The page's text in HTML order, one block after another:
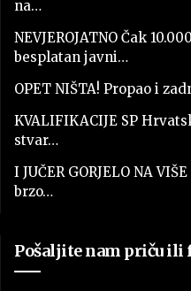
na…
NEVJEROJATNO Čak
besplatan javni…
OPET NIŠTA! Propao i
KVALIFIKACIJE SP
stvar…
I JUČER GORJELO NA
brzo…
Pošaljite nam priču